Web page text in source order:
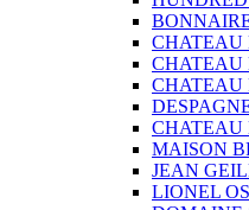
CHATEAU
CHATEAU
CHATEAU
CHATEAU
MAISON
JEAN
LIONEL